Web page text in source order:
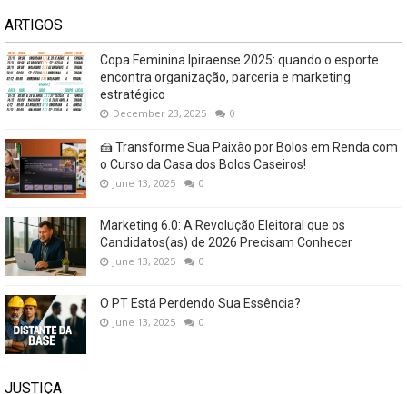
ARTIGOS
Copa Feminina Ipiraense 2025: quando o esporte
encontra organização, parceria e marketing
estratégico
December 23, 2025 0
🍰 Transforme Sua Paixão por Bolos em Renda com
o Curso da Casa dos Bolos Caseiros!
June 13, 2025 0
Marketing 6.0: A Revolução Eleitoral que os
Candidatos(as) de 2026 Precisam Conhecer
June 13, 2025 0
O PT Está Perdendo Sua Essência?
June 13, 2025 0
JUSTIÇA